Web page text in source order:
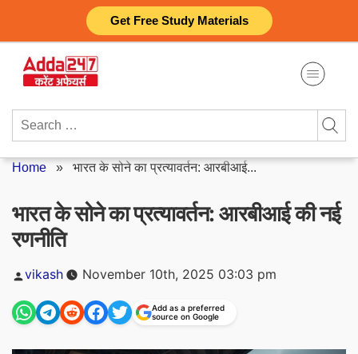
Get Free Study Materials
content
Search
Home » भारत के सोने का प्रत्यावर्तन: आरबीआई...
भारत के सोने का प्रत्यावर्तन: आरबीआई की नई
रणनीति
Posted
vikash November 10th, 2025 03:03 pm
Add as a preferred
source on Google